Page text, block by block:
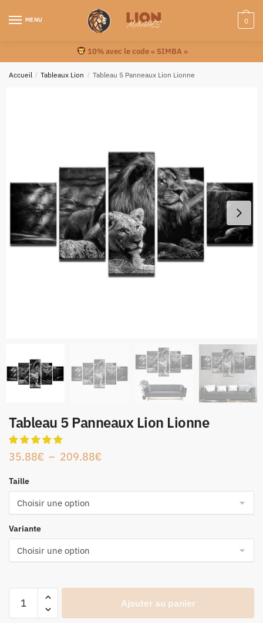
MENU 0
10% avec le code « SIMBA »
Accueil / Tableaux Lion / Tableau 5 Panneaux Lion Lionne
Tableau 5 Panneaux Lion Lionne
35.88€ – 209.88€
Taille
Variante
Ajouter au panier